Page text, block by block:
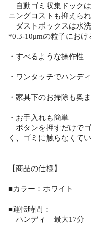
自動ゴミ収集ドック
ニングコストも抑えられ
ダストボックスは水洗
*0.3-10μmの粒子におけ
・すべるような操作性
・ワンタッチでハンデ
・家具下のお掃除も奥
・お手入れも簡単
ボタンを押すだけで
く、ゴミに触らなくて
【商品の仕様】
■カラー：ホワイト
■運転時間：
ハンディ 最大17分